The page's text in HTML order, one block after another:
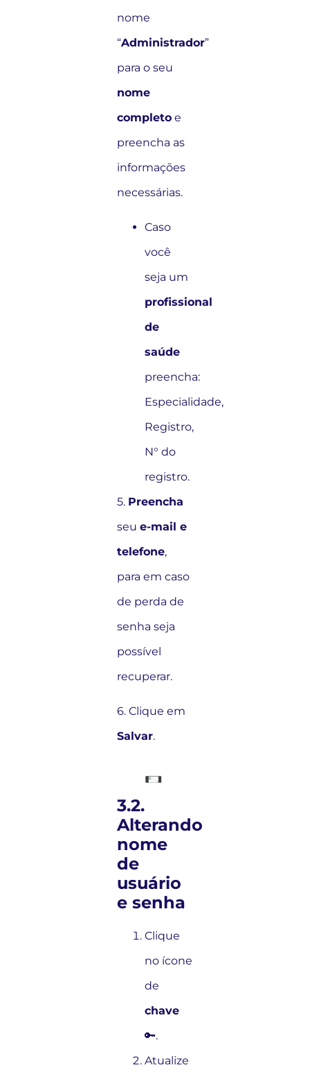
nome
“Administrador”
para o seu
nome
completo e
preencha as
informações
necessárias.
Caso
você
seja um
profissional
de
saúde
preencha:
Especialidade,
Registro,
N° do
registro.
5. Preencha
seue-mail e
telefone,
para em caso
de perda de
senha seja
possível
recuperar.
6. Clique em
Salvar.
3.2.
Alterando
nome
de
usuário
e senha
Clique
no ícone
de
chave
🔑.
Atualize